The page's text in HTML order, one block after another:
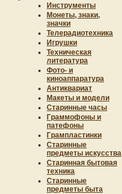
Инструменты
Монеты, знаки,
значки
Телерадиотехника
Игрушки
Техническая
литература
Фото- и
киноаппаратура
Антиквариат
Макеты и модели
Старинные часы
Граммофоны и
патефоны
Грампластинки
Старинные
предметы искусства
Старинная бытовая
техника
Старинные
предметы быта